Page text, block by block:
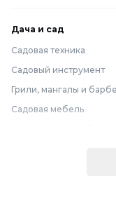
Дача и сад
Садовая техника
Садовый инструмент
Грили, мангалы и
Садовая мебель